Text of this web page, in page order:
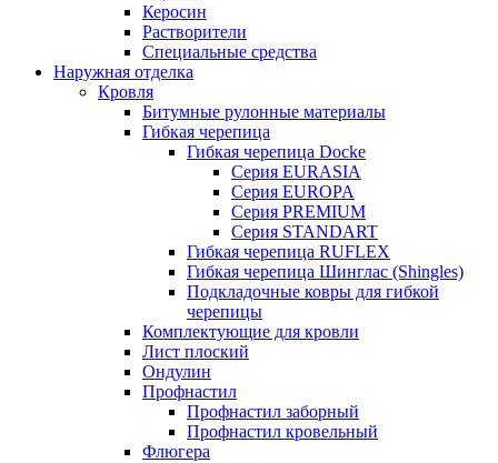
Керосин
Растворители
Специальные средства
Наружная отделка
Кровля
Битумные рулонные материалы
Гибкая черепица
Гибкая черепица Docke
Серия EURASIA
Серия EUROPA
Серия PREMIUM
Серия STANDART
Гибкая черепица RUFLEX
Гибкая черепица Шинглас (Shingles)
Подкладочные ковры для гибкой
черепицы
Комплектующие для кровли
Лист плоский
Ондулин
Профнастил
Профнастил заборный
Профнастил кровельный
Флюгера